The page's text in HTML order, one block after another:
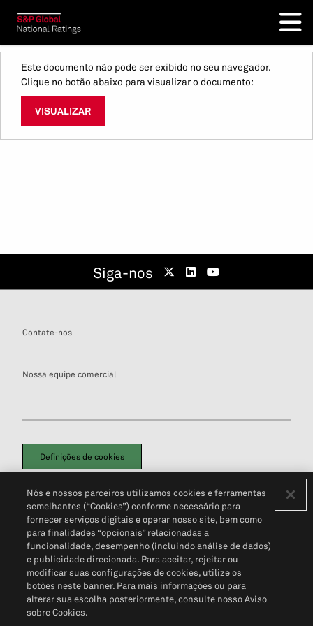
Este documento não pode ser exibido no seu navegador.
Clique no botão abaixo para visualizar o documento:
VISUALIZAR
Siga-nos
Contate-nos
Nossa equipe comercial
Definições de cookies
Política de PrivacidadePortal de privacidade do cliente (em inglês)
Não Venda Minhas Informações Pessoais© 2026 S&P Global
Nós e nossos parceiros utilizamos cookies e ferramentas
semelhantes (“Cookies”) conforme necessário para
fornecer serviços digitais e operar nosso site, bem como
para finalidades “opcionais” relacionadas a
funcionalidade, desempenho (incluindo análise de dados)
e publicidade direcionada. Para aceitar, rejeitar ou
modificar suas configurações de cookies, utilize os
botões neste banner. Para mais informações ou para
alterar sua escolha posteriormente, consulte nosso Aviso
sobre Cookies.